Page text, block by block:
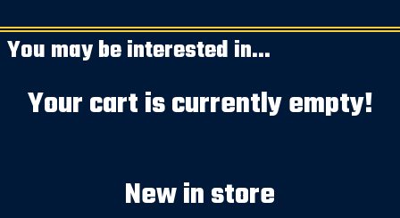
You may be interested in…
Your cart is currently empty!
New in store